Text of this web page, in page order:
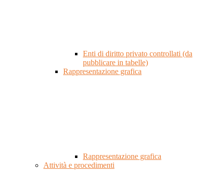
Enti di diritto privato controllati (da
pubblicare in tabelle)
Rappresentazione grafica
Rappresentazione grafica
Attività e procedimenti